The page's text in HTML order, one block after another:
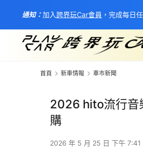
首頁 新車情報 車市新聞
2026 hito流行音
購
2026 年 5 月 25 日 下午 7:41
通知：加入 跨界玩Car會員 ，完成每日